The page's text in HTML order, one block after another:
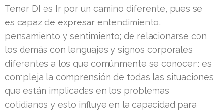
Tener DI es Ir por un camino diferente, pues se
es capaz de expresar entendimiento,
pensamiento y sentimiento; de relacionarse con
los demás con lenguajes y signos corporales
diferentes a los que comúnmente se conocen; es
compleja la comprensión de todas las situaciones
que están implicadas en los problemas
cotidianos y esto influye en la capacidad para